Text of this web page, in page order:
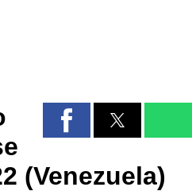
(Venezuela)